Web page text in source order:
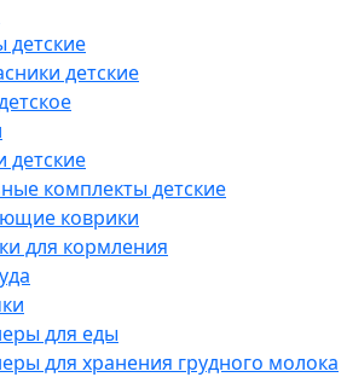
детские
детские
детские
комплекты детские
коврики
для кормления
для еды
для хранения грудного молока